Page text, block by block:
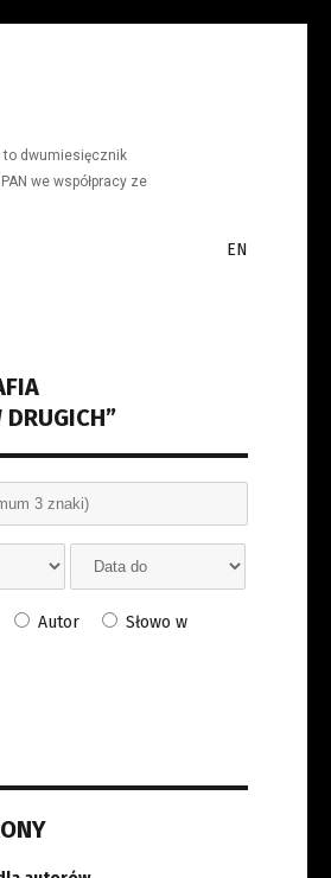
to dwumiesięcznik
we współpracy ze
EN
DRUGICH”
Autor
Słowo w